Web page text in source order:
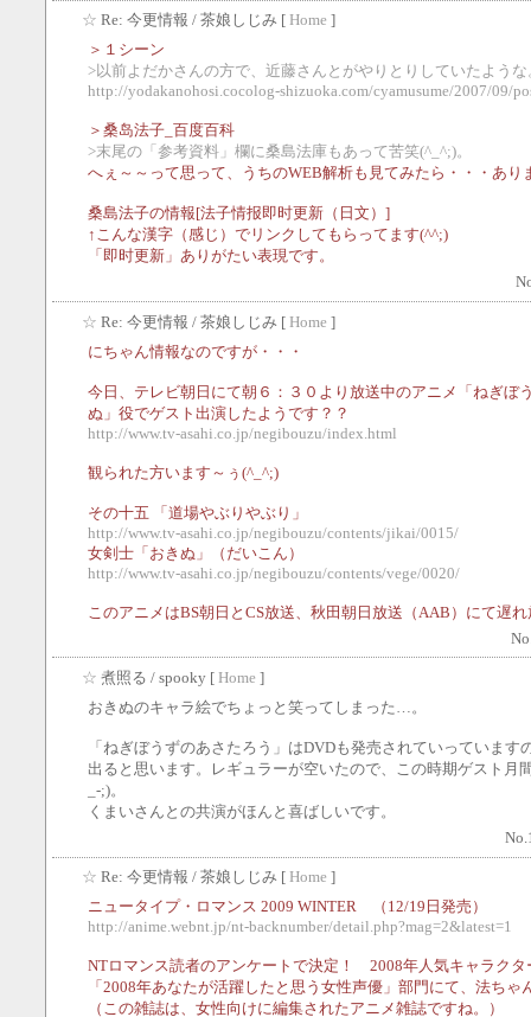
☆ Re: 今更情報 / 茶娘しじみ [ Home ]
＞１シーン
>以前よだかさんの方で、近藤さんとがやりとりしていたような
http://yodakanohosi.cocolog-shizuoka.com/cyamusume/2007/09/
＞桑岛法子_百度百科
>末尾の「参考資料」欄に桑島法庫もあって苦笑(^_^;)。
へぇ～～って思って、うちのWEB解析も見てみたら・・・あり
桑島法子の情報[法子情报即时更新（日文）]
↑こんな漢字（感じ）でリンクしてもらってます(^^;)
「即时更新」ありがたい表現です。
☆ Re: 今更情報 / 茶娘しじみ [ Home ]
にちゃん情報なのですが・・・
今日、テレビ朝日にて朝６：３０より放送中のアニメ「ねぎぼ
ぬ」役でゲスト出演したようです？？
http://www.tv-asahi.co.jp/negibouzu/index.html
観られた方います～ぅ(^_^;)
その十五 「道場やぶりやぶり」
http://www.tv-asahi.co.jp/negibouzu/contents/jikai/0015/
女剣士「おきぬ」（だいこん）
http://www.tv-asahi.co.jp/negibouzu/contents/vege/0020/
このアニメはBS朝日とCS放送、秋田朝日放送（AAB）にて遅
☆ 煮照る / spooky [ Home ]
おきぬのキャラ絵でちょっと笑ってしまった…。
「ねぎぼうずのあさたろう」はDVDも発売されていっていま
出ると思います。レギュラーが空いたので、この時期ゲスト月
_-;)。
くまいさんとの共演がほんと喜ばしいです。
☆ Re: 今更情報 / 茶娘しじみ [ Home ]
ニュータイプ・ロマンス 2009 WINTER （12/19日発売）
http://anime.webnt.jp/nt-backnumber/detail.php?mag=2&latest=1
NTロマンス読者のアンケートで決定！ 2008年人気キャラクタ
「2008年あなたが活躍したと思う女性声優」部門にて、法ちゃ
（この雑誌は、女性向けに編集されたアニメ雑誌ですね。）